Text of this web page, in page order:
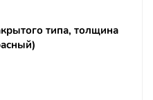
типа, толщина